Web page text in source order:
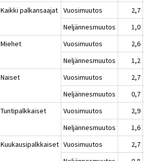
Kaikki palkansaajat
Vuosimuutos 2,7
Neljännesmuutos
1,0
Miehet
Vuosimuutos 2,6
Neljännesmuutos
1,2
Naiset
Vuosimuutos 2,7
Neljännesmuutos
0,7
Tuntipalkkaiset
Vuosimuutos 2,9
Neljännesmuutos
1,6
Kuukausipalkkaiset Vuosimuutos 2,7